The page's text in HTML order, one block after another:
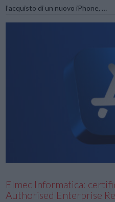
l’acquisto di un nuovo iPhone, …
Elmec Informatica:
Authorised Enterprise